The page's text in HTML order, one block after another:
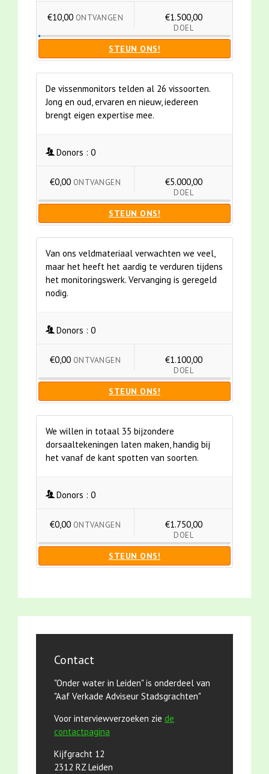
€10,00 ONTVANGEN €1.500,00
DOEL
STEUN ONS!
De vissenmonitors telden al 26 vissoorten.
Jong en oud, ervaren en nieuw, iedereen
brengt eigen expertise mee.
Donors : 0
€0,00 ONTVANGEN €5.000,00
DOEL
STEUN ONS!
Van ons veldmateriaal verwachten we veel,
maar het heeft het aardig te verduren tijdens
het monitoringswerk. Vervanging is geregeld
nodig.
Donors : 0
€0,00 ONTVANGEN €1.100,00
DOEL
STEUN ONS!
We willen in totaal 35 bijzondere
dorsaaltekeningen laten maken, handig bij
het vanaf de kant spotten van soorten.
Donors : 0
€0,00 ONTVANGEN €1.750,00
DOEL
STEUN ONS!
Contact
"Onder water in Leiden" is onderdeel van
"Aaf Verkade Adviseur Stadsgrachten"
Voor interviewverzoeken zie de
contactpagina
Kijfgracht 12
2312 RZ Leiden